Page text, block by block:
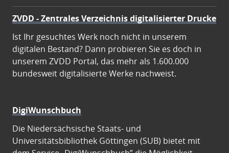
ZVDD - Zentrales Verzeichnis digitalisierter Drucke
Ist Ihr gesuchtes Werk noch nicht in unserem
digitalen Bestand? Dann probieren Sie es doch in
unserem ZVDD Portal, das mehr als 1.600.000
bundesweit digitalisierte Werke nachweist.
DigiWunschbuch
Die Niedersächsische Staats- und
Universitätsbibliothek Göttingen (SUB) bietet mit